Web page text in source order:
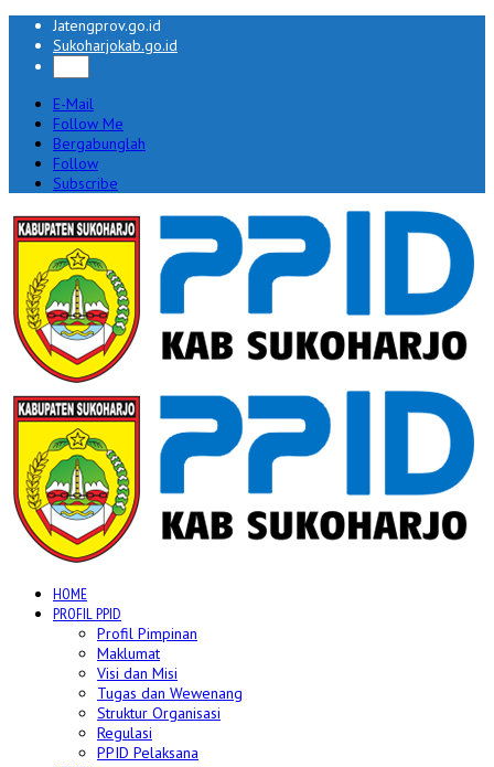
Jatengprov.go.id
Sukoharjokab.go.id
E-Mail
Follow Me
Bergabunglah
Follow
Subscribe
HOME
PROFIL PPID
Profil Pimpinan
Maklumat
Visi dan Misi
Tugas dan Wewenang
Struktur Organisasi
Regulasi
PPID Pelaksana